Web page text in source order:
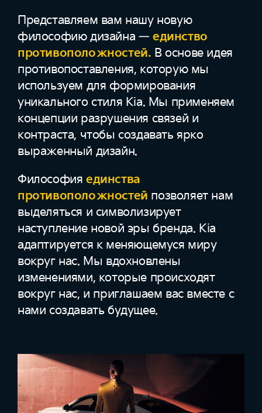
Представляем вам нашу новую
философию дизайна —единство
противоположностей. В основе идея
противопоставления, которую мы
используем для формирования
уникального стиля Kia. Мы применяем
концепции разрушения связей и
контраста, чтобы создавать ярко
выраженный дизайн.
Философия единства
противоположностей позволяет нам
выделяться и символизирует
наступление новой эры бренда. Kia
адаптируется к меняющемуся миру
вокруг нас. Мы вдохновлены
изменениями, которые происходят
вокруг нас, и приглашаем вас вместе с
нами создавать будущее.